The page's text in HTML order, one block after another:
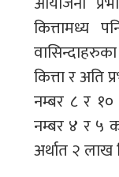
कित्तामध्य
कित्ता र अति
नम्बर ८ र १०
नम्बर ४ र ५
अर्थात २ लाख